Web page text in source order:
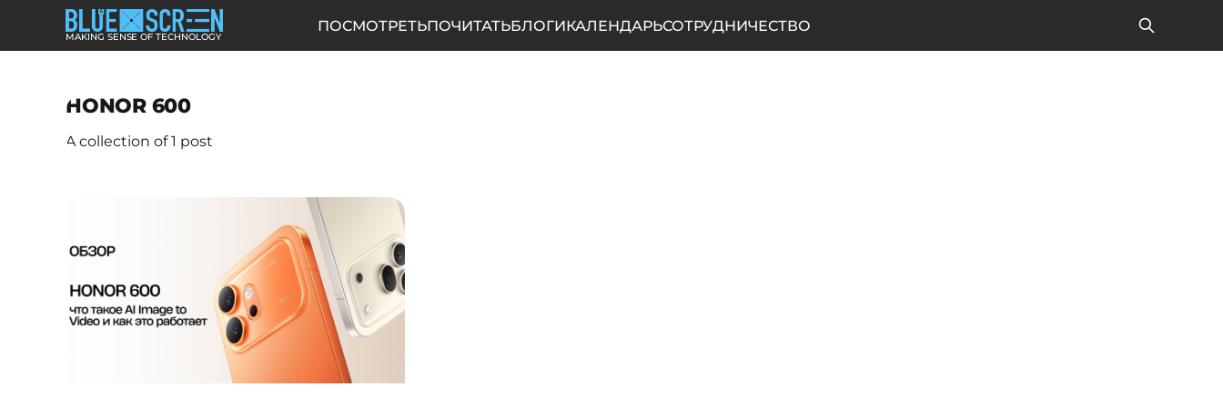
MAKING SENSE OF TECHNOLOGY
ПОСМОТРЕТЬПОЧИТАТЬБЛОГИКАЛЕНДАРЬСОТРУДНИЧЕСТВО
HONOR 600
A collection of 1 post